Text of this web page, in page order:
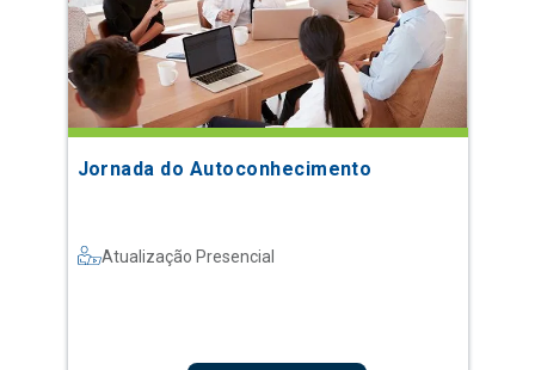
Jornada do Autoconhecimento
Atualização Presencial